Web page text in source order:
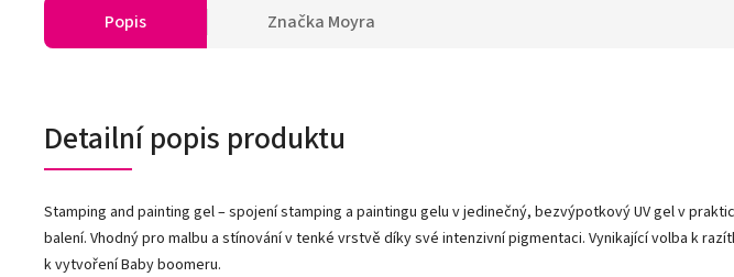
Popis Značka Moyra
Detailní popis produktu
Stamping and painting gel – spojení stamping a paintingu gelu v jedinečný, bezvýpotkový UV gel v
balení. Vhodný pro malbu a stínování v tenké vrstvě díky své intenzivní pigmentaci. Vynikající volba k
k vytvoření Baby boomeru.